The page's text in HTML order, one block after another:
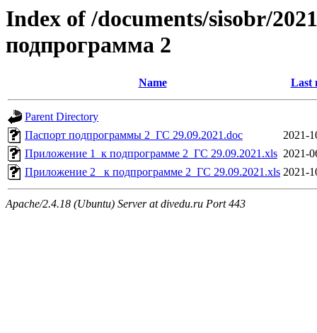
Index of /documents/sisobr/
подпрограмма 2
Name Last
Parent Directory
Паспорт подпрограммы 2_ГС 29.09.2021.doc
2021-
Приложение 1_к подпрограмме 2_ГС 29.09.2021.xls 2021-
Приложение 2_ к подпрограмме 2_ГС 29.09.2021.xls 2021-
Apache/2.4.18 (Ubuntu) Server at divedu.ru Port 443